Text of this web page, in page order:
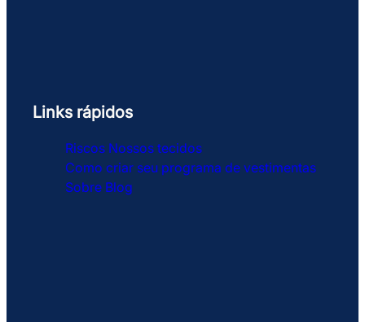
Links rápidos
Riscos Nossos tecidos
Como criar seu programa de vestimentas
Sobre Blog